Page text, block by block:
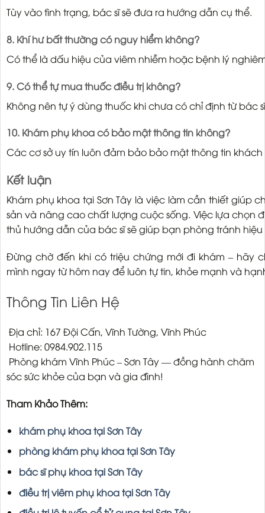
Tùy vào tình trạng, bác sĩ sẽ đưa ra hướng dẫn cụ thể.
8. Khí hư bất thường có nguy hiểm không?
Có thể là dấu hiệu của viêm nhiễm hoặc bệnh lý
9. Có thể tự mua thuốc điều trị không?
Không nên tự ý dùng thuốc khi chưa có chỉ định từ bác
10. Khám phụ khoa có bảo mật thông tin không?
Các cơ sở uy tín luôn đảm bảo bảo mật thông tin
Kết luận
Khám phụ khoa tại Sơn Tây là việc làm cần thiết giúp
sản và nâng cao chất lượng cuộc sống. Việc lựa chọn
thủ hướng dẫn của bác sĩ sẽ giúp bạn phòng tránh
Đừng chờ đến khi có triệu chứng mới đi khám – hãy
mình ngay từ hôm nay để luôn tự tin, khỏe mạnh và
Thông Tin Liên Hệ
Địa chỉ: 167 Đội Cấn, Vĩnh Tường, Vĩnh Phúc
Hotline: 0984.902.115
Phòng khám Vĩnh Phúc – Sơn Tây — đồng hành chăm
sóc sức khỏe của bạn và gia đình!
Tham Khảo Thêm:
khám phụ khoa tại Sơn Tây
phòng khám phụ khoa tại Sơn Tây
bác sĩ phụ khoa tại Sơn Tây
điều trị viêm phụ khoa tại Sơn Tây